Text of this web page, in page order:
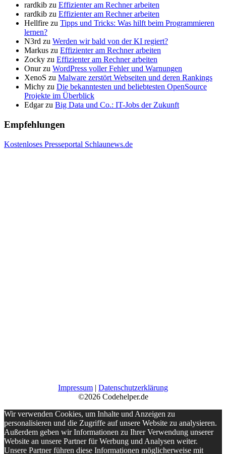
rardkib zu Effizienter am Rechner arbeiten
rardkib zu Effizienter am Rechner arbeiten
Hellfire zu Tipps und Tricks: Was hilft beim Programmieren
lernen?
N3rd zu Werden wir bald von der KI regiert?
Markus zu Effizienter am Rechner arbeiten
Zocky zu Effizienter am Rechner arbeiten
Onurzu WordPress voller Fehler und Warnungen
XenoS zu Malware zerstört Webseiten und deren Rankings
Michy zu Die bekanntesten und beliebtesten OpenSource
Projekte im Überblick
Edgarzu Big Data und Co.: IT-Jobs der Zukunft
Empfehlungen
Kostenloses Presseportal Schlaunews.de
Impressum | Datenschutzerklärung
©2026 Codehelper.de
Wir verwenden Cookies, um Inhalte und Anzeigen zu
personalisieren und die Zugriffe auf unsere Website zu analysieren.
Außerdem geben wir Informationen zu Ihrer Verwendung unserer
Website an unsere Partner für Werbung und Analysen weiter.
Unsere Partner führen diese Informationen möglicherweise mit